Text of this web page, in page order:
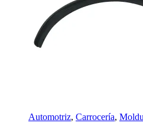
Automotriz, Carrocería,